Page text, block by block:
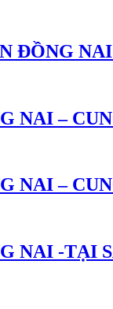
ĐỒNG
NAI –
NAI –
NAI -TẠI